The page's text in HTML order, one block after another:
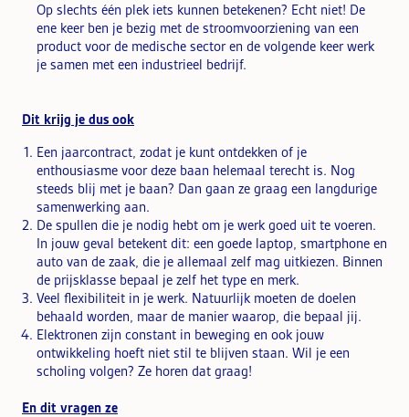
Op slechts één plek iets kunnen betekenen? Echt niet! De
ene keer ben je bezig met de stroomvoorziening van een
product voor de medische sector en de volgende keer werk
je samen met een industrieel bedrijf.
Dit krijg je dus ook
Een jaarcontract, zodat je kunt ontdekken of je
enthousiasme voor deze baan helemaal terecht is. Nog
steeds blij met je baan? Dan gaan ze graag een langdurige
samenwerking aan.
De spullen die je nodig hebt om je werk goed uit te voeren.
In jouw geval betekent dit: een goede laptop, smartphone en
auto van de zaak, die je allemaal zelf mag uitkiezen. Binnen
de prijsklasse bepaal je zelf het type en merk.
Veel flexibiliteit in je werk. Natuurlijk moeten de doelen
behaald worden, maar de manier waarop, die bepaal jij.
Elektronen zijn constant in beweging en ook jouw
ontwikkeling hoeft niet stil te blijven staan. Wil je een
scholing volgen? Ze horen dat graag!
En dit vragen ze